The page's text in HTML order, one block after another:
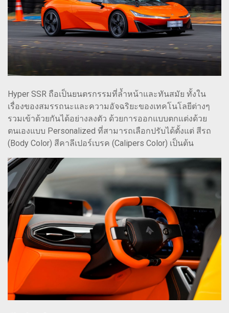
Hyper SSR ถือเป็นยนตรกรรมที่ล้ำหน้าและทันสมัย ทั้งใน
เรื่องของสมรรถนะและความอัจฉริยะของเทคโนโลยีต่างๆ
รวมเข้าด้วยกันได้อย่างลงตัว ด้วยการออกแบบตกแต่งด้วย
ตนเองแบบ Personalized ที่สามารถเลือกปรับได้ตั้งแต่ สีรถ
(Body Color) สีคาลีเปอร์เบรค (Calipers Color) เป็นต้น